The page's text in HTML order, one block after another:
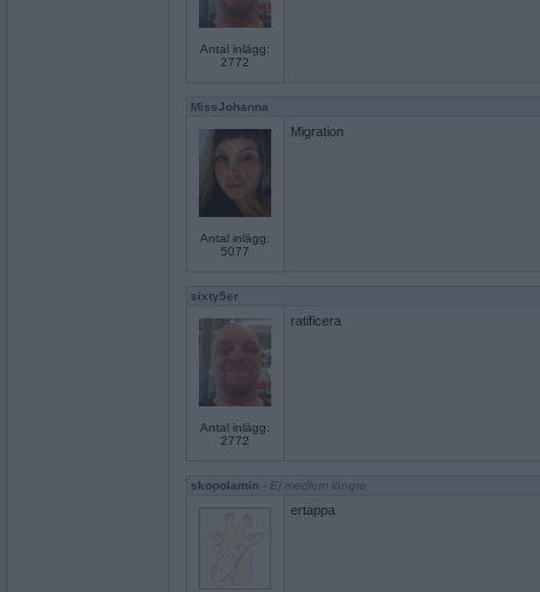
Antal inlägg:
2772
MissJohanna
Antal inlägg:
5077
Migration
sixty5er
Antal inlägg:
2772
ratificera
skopolamin - Ej medlem längre
ertappa